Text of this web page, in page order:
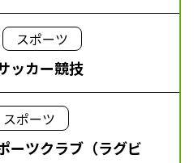
スポーツ
ッカー競技
スポーツ
ーツクラブ（ラグビ